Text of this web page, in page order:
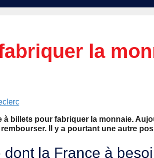
la
billets pour fabriquer la monnaie.
Il y a pourtant une autre
la France à